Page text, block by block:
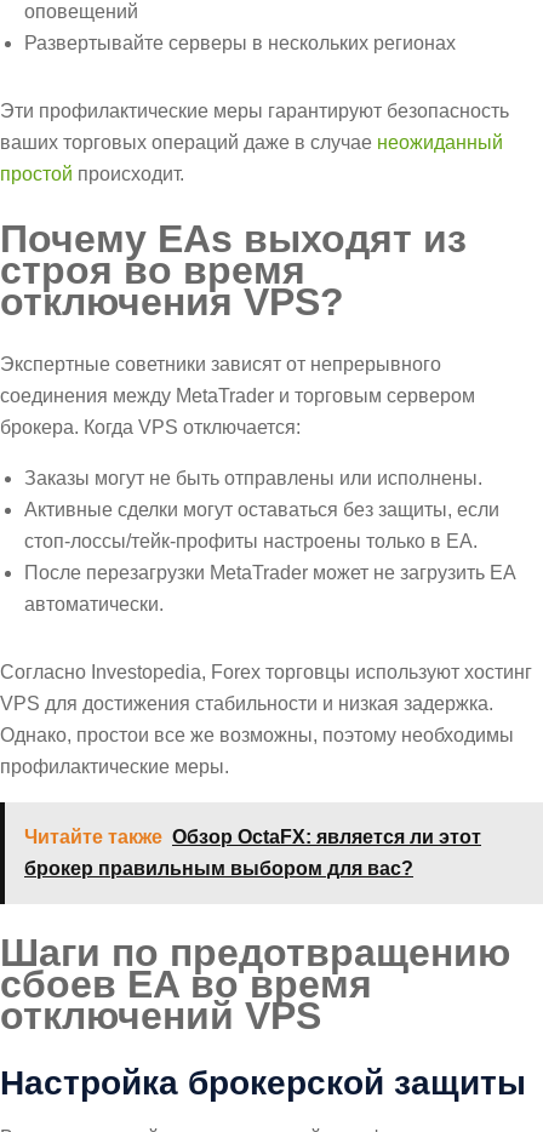
оповещений
Развертывайте серверы в нескольких регионах
Эти профилактические меры гарантируют безопасность
ваших торговых операций даже в случае неожиданный
простой происходит.
Почему EAs выходят из
строя во время
отключения VPS?
Экспертные советники зависят от непрерывного
соединения между MetaTrader и торговым сервером
брокера. Когда VPS отключается:
Заказы могут не быть отправлены или исполнены.
Активные сделки могут оставаться без защиты, если
стоп-лоссы/тейк-профиты настроены только в EA.
После перезагрузки MetaTrader может не загрузить EA
автоматически.
Согласно Investopedia, Forex торговцы используют хостинг
VPS для достижения стабильности и низкая задержка.
Однако, простои все же возможны, поэтому необходимы
профилактические меры.
Читайте также Обзор OctaFX: является ли этот
брокер правильным выбором для вас?
Шаги по предотвращению
сбоев EA во время
отключений VPS
Настройка брокерской защиты